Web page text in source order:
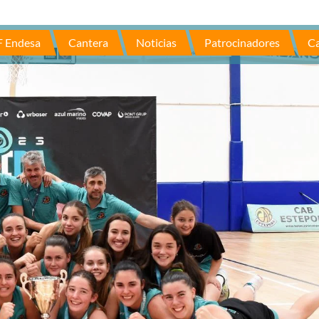
Endesa Cantera Noticias Patrocinadores